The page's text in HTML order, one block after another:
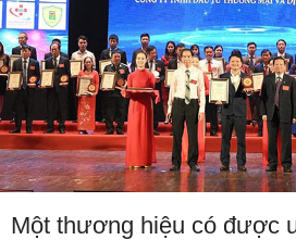
Một thương hiệu có được